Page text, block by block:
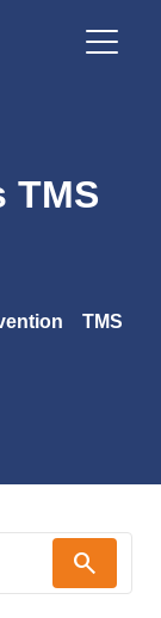
TMS
TMS
search